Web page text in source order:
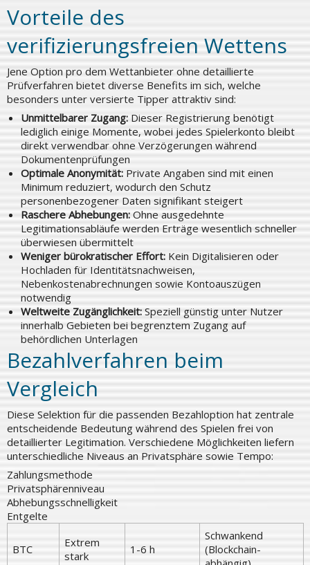
Vorteile des
verifizierungsfreien Wettens
Jene Option pro dem Wettanbieter ohne detaillierte
Prüfverfahren bietet diverse Benefits im sich, welche
besonders unter versierte Tipper attraktiv sind:
Unmittelbarer Zugang: Dieser Registrierung benötigt
lediglich einige Momente, wobei jedes Spielerkonto bleibt
direkt verwendbar ohne Verzögerungen während
Dokumentenprüfungen
Optimale Anonymität: Private Angaben sind mit einen
Minimum reduziert, wodurch den Schutz
personenbezogener Daten signifikant steigert
Raschere Abhebungen: Ohne ausgedehnte
Legitimationsabläufe werden Erträge wesentlich schneller
überwiesen übermittelt
Weniger bürokratischer Effort: Kein Digitalisieren oder
Hochladen für Identitätsnachweisen,
Nebenkostenabrechnungen sowie Kontoauszügen
notwendig
Weltweite Zugänglichkeit: Speziell günstig unter Nutzer
innerhalb Gebieten bei begrenztem Zugang auf
behördlichen Unterlagen
Bezahlverfahren beim
Vergleich
Diese Selektion für die passenden Bezahloption hat zentrale
entscheidende Bedeutung während des Spielen frei von
detaillierter Legitimation. Verschiedene Möglichkeiten liefern
unterschiedliche Niveaus an Privatsphäre sowie Tempo:
Zahlungsmethode
Privatsphärenniveau
Abhebungsschnelligkeit
Entgelte
BTC
Extrem
stark
1-6 h
Schwankend
(Blockchain-